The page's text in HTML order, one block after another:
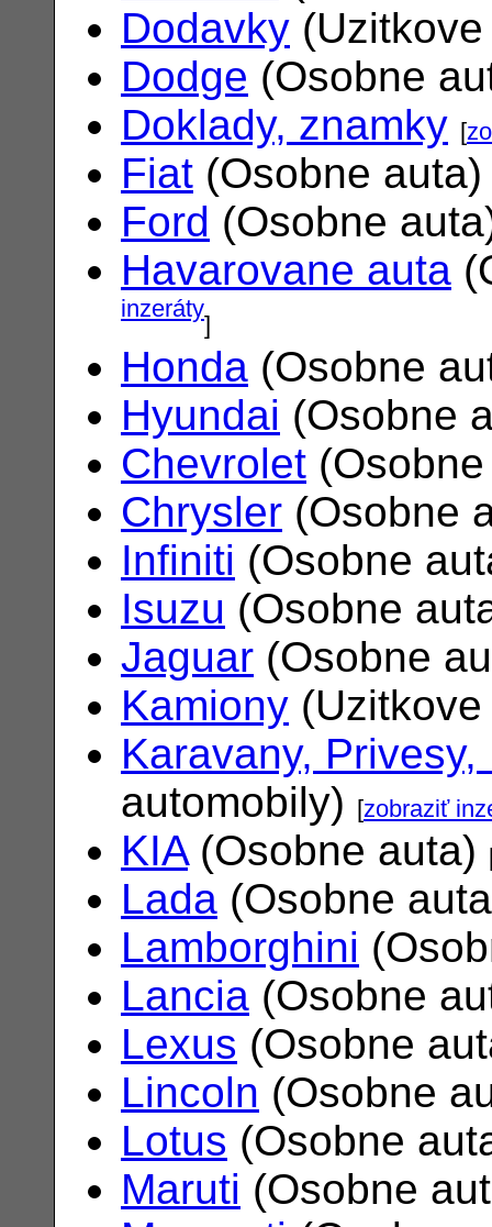
Dodavky
Dodge (Osobne
Doklady, znamky [
Fiat (Osobne
Ford (Osobne
Havarovane auta
inzeráty]
Honda (Osobne
Hyundai (Osobne
Chevrolet
Chrysler (Osobne
Infiniti (Osobne
Isuzu (Osobne
Jaguar (Osobne
Kamiony
Karavany, Privesy,
automobily)
[zobraziť
KIA(Osobne auta)
Lada (Osobne
Lamborghini
Lancia (Osobne
Lexus (Osobne
Lincoln (Osobne
Lotus (Osobne
Maruti (Osobne